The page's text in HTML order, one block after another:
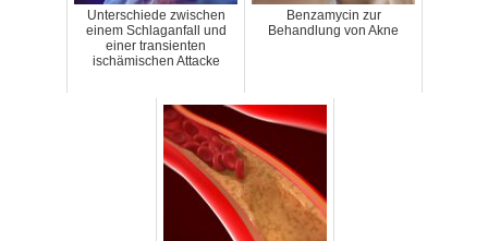
Unterschiede zwischen
einem Schlaganfall und
einer transienten
ischämischen Attacke
Benzamycin zur
Behandlung von Akne